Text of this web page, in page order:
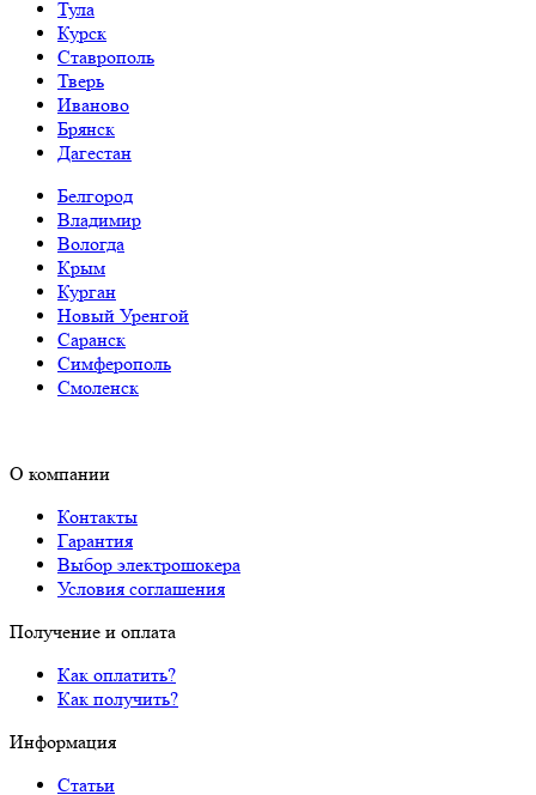
Тула
Курск
Ставрополь
Тверь
Иваново
Брянск
Дагестан
Белгород
Владимир
Вологда
Крым
Курган
Новый Уренгой
Саранск
Симферополь
Смоленск
О компании
Контакты
Гарантия
Выбор электрошокера
Условия соглашения
Получение и оплата
Как оплатить?
Как получить?
Информация
Статьи